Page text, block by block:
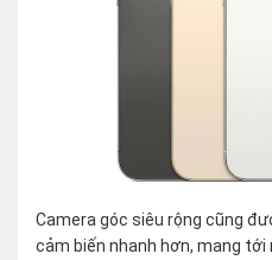
Camera góc siêu rộng cũng
cảm biến nhanh hơn, mang